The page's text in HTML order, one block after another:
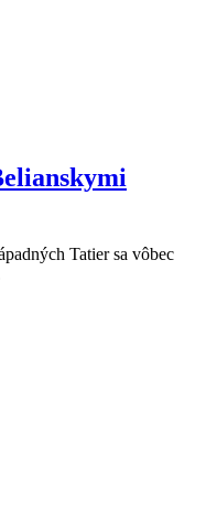
Tatier sa vôbec